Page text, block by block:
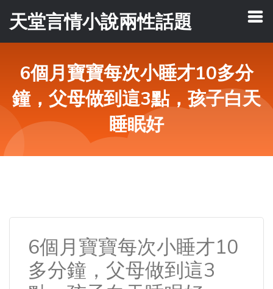
天堂言情小說兩性話題
6個月寶寶每次小睡才10多分
鐘，父母做到這3點，孩子白天
睡眠好
6個月寶寶每次小睡才10
多分鐘，父母做到這3